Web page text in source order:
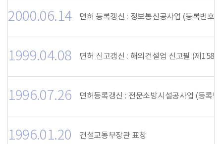
2000.06.14 면허 등록갱신 : 정보통신공사업 (등록번호
1999.04.08 면허 신고갱신 : 해외건설업 신고필 (제158
1996.07.26 면허등록갱신 : 전문소방시설공사업 (등록
1996.01.20 건설교통부장관 표창